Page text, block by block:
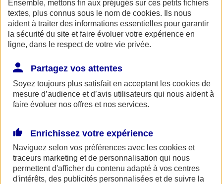
AXA Entraide met à votre disposition, ainsi qu'à celle de vos
proches une ligne de soutien psychologique. Ce service gratuit est
accessible 24h/24 au 0800 77 88 95.
Espace Client
Fermer le bandeau d'alerte
Ensemble, mettons fin aux préjugés sur ces petits fichiers
textes, plus connus sous le nom de cookies. Ils nous
aident à traiter des informations essentielles pour garantir
la sécurité du site et faire évoluer votre expérience en
ligne, dans le respect de votre vie privée.
Partagez vos attentes
Soyez toujours plus satisfait en acceptant les cookies de
mesure d’audience et d’avis utilisateurs qui nous aident à
faire évoluer nos offres et nos services.
Enrichissez votre expérience
Naviguez selon vos préférences avec les cookies et
traceurs marketing et de personnalisation qui nous
permettent d'afficher du contenu adapté à vos centres
d'intérêts, des publicités personnalisées et de suivre la